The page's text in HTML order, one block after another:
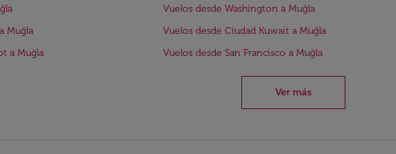
Vuelos desde Washington a Muğla
Muğla
Vuelos desde Ciudad Kuwait a Muğla
a Muğla
Vuelos desde San Francisco a Muğla
Ver más